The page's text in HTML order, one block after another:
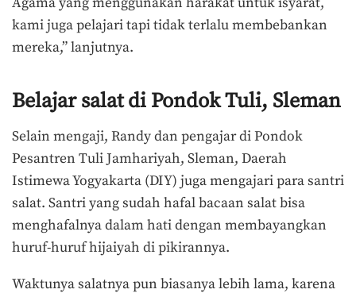
kami juga pelajari tapi tidak terlalu membebankan
mereka,” lanjutnya.
Belajar salat di Pondok Tuli, Sleman
Selain mengaji, Randy dan pengajar di Pondok
Pesantren Tuli Jamhariyah, Sleman, Daerah
Istimewa Yogyakarta (DIY) juga mengajari para santri
salat. Santri yang sudah hafal bacaan salat bisa
menghafalnya dalam hati dengan membayangkan
huruf-huruf hijaiyah di pikirannya.
Waktunya salatnya pun biasanya lebih lama, karena